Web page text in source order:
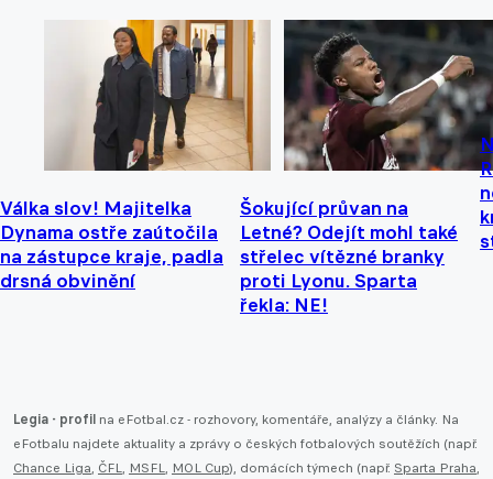
Válka slov! Majitelka
Dynama ostře zaútočila
na zástupce kraje, padla
drsná obvinění
Šokující průvan na
Letné? Odejít mohl také
střelec vítězné branky
proti Lyonu. Sparta
řekla: NE!
Legia - profil na eFotbal.cz - rozhovory, komentáře, analýzy a články. Na
eFotbalu najdete aktuality a zprávy o českých fotbalových soutěžích (např.
Chance Liga, ČFL, MSFL, MOL Cup), domácích týmech (např. Sparta Praha,